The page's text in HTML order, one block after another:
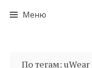
Меню
кПо тегам: uWear